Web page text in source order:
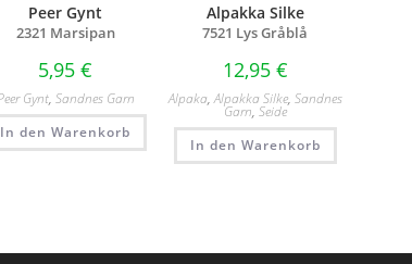
Peer Gynt
2321 Marsipan
5,95€
Gynt, Sandnes Garn
In den Warenkorb
Alpakka Silke
7521 Lys Gråblå
12,95 €
Alpaka,Alpakka Silke, Sandnes
Garn, Seide
In den Warenkorb